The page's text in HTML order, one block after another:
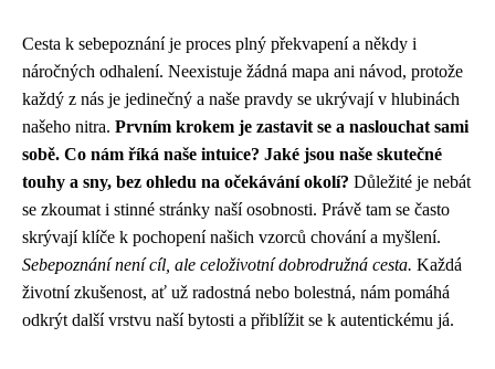
Cesta k sebepoznání je proces plný překvapení a někdy i
náročných odhalení. Neexistuje žádná mapa ani návod, protože
každý z nás je jedinečný a naše pravdy se ukrývají v hlubinách
našeho nitra. Prvním krokem je zastavit se a naslouchat sami
sobě. Co nám říká naše intuice? Jaké jsou naše skutečné
touhy a sny, bez ohledu na očekávání okolí? Důležité je nebát
se zkoumat i stinné stránky naší osobnosti. Právě tam se často
skrývají klíče k pochopení našich vzorců chování a myšlení.
Sebepoznání není cíl, ale celoživotní dobrodružná cesta. Každá
životní zkušenost, ať už radostná nebo bolestná, nám pomáhá
odkrýt další vrstvu naší bytosti a přiblížit se k autentickému já.